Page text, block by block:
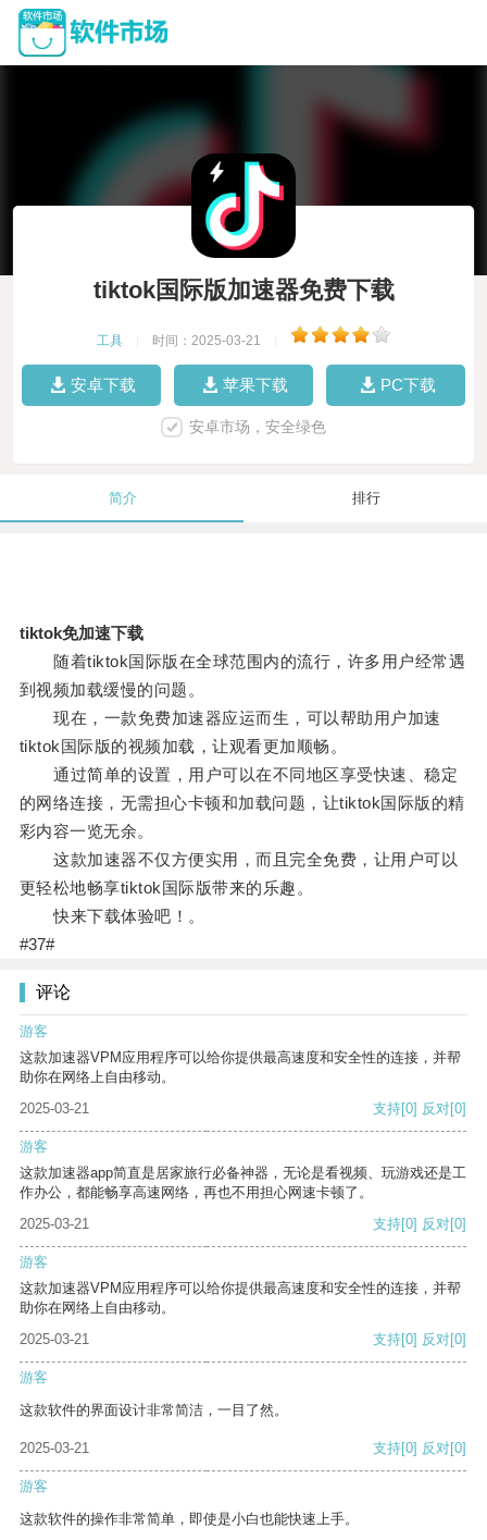
tiktok国际版加速器免费下载
工具 时间：2025-03-21
安卓下载 苹果下载 PC下载
安卓市场，安全绿色
简介 排行
tiktok免加速下载
随着tiktok国际版在全球范围内的流行，许多用户经常遇
到视频加载缓慢的问题。
现在，一款免费加速器应运而生，可以帮助用户加速
tiktok国际版的视频加载，让观看更加顺畅。
通过简单的设置，用户可以在不同地区享受快速、稳定
的网络连接，无需担心卡顿和加载问题，让tiktok国际版的精
彩内容一览无余。
这款加速器不仅方便实用，而且完全免费，让用户可以
更轻松地畅享tiktok国际版带来的乐趣。
快来下载体验吧！。
#37#
评论
游客
这款加速器VPM应用程序可以给你提供最高速度和安全性的连接，并帮
助你在网络上自由移动。
2025-03-21
支持[0] 反对[0]
游客
这款加速器app简直是居家旅行必备神器，无论是看视频、玩游戏还是工
作办公，都能畅享高速网络，再也不用担心网速卡顿了。
2025-03-21
支持[0] 反对[0]
游客
这款加速器VPM应用程序可以给你提供最高速度和安全性的连接，并帮
助你在网络上自由移动。
2025-03-21
支持[0] 反对[0]
游客
这款软件的界面设计非常简洁，一目了然。
2025-03-21 支持[0] 反对[0]
游客
这款软件的操作非常简单，即使是小白也能快速上手。